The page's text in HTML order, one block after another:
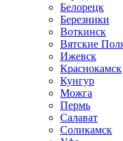
Белорецк
Березники
Воткинск
Вятские
Ижевск
Краснокамск
Кунгур
Можга
Пермь
Салават
Соликамск